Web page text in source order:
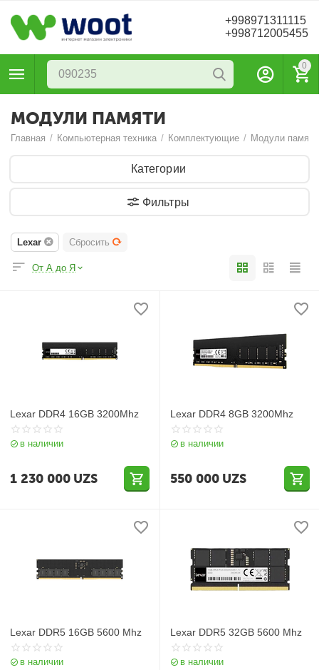
+998971311115
+998712005455
0
МОДУЛИ ПАМЯТИ
Главная / Компьютерная техника / Комплектующие / Модули памяти
Категории
Фильтры
Lexar Сбросить
От А до Я
Lexar DDR4 16GB 3200Mhz
в наличии
1 230 000 UZS
Lexar DDR4 8GB 3200Mhz
в наличии
550 000 UZS
Lexar DDR5 16GB 5600 Mhz
в наличии
Lexar DDR5 32GB 5600 Mhz
в наличии